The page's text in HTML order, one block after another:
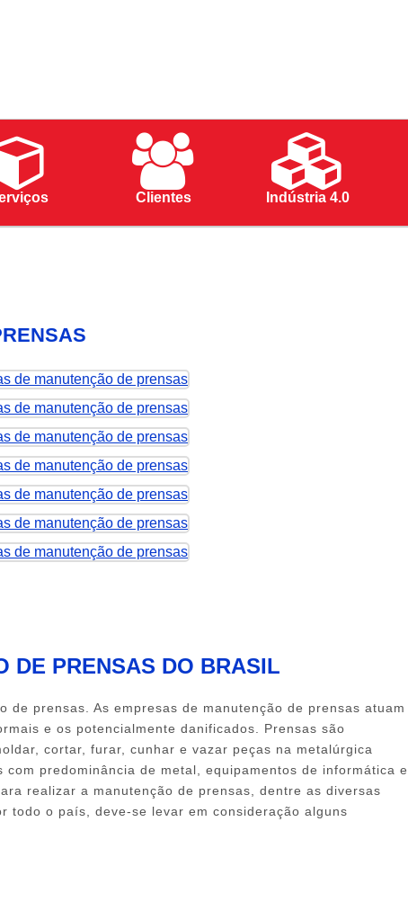
Clientes Indústria 4.0
DE PRENSAS DO BRASIL
de prensas . As empresas de manutenção de prensas atuam
e os potencialmente danificados. Prensas são
cortar, furar, cunhar e vazar peças na metalúrgica
predominância de metal, equipamentos de informática e
realizar a manutenção de prensas, dentre as diversas
todo o país, deve-se levar em consideração alguns